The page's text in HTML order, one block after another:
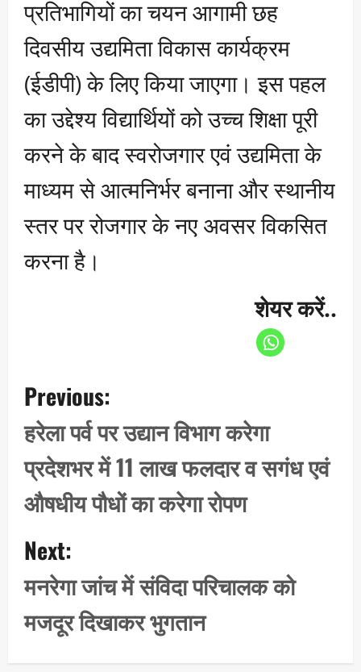
प्रतिभागियों का चयन आगामी छह
दिवसीय उद्यमिता विकास कार्यक्रम
(ईडीपी) के लिए किया जाएगा। इस पहल
का उद्देश्य विद्यार्थियों को उच्च शिक्षा पूरी
करने के बाद स्वरोजगार एवं उद्यमिता के
माध्यम से आत्मनिर्भर बनाना और स्थानीय
स्तर पर रोजगार के नए अवसर विकसित
करना है।
शेयर करें..
o
s
t
n
a
v
i
g
a
t
i
o
Previous:
हरेला पर्व पर उद्यान विभाग करेगा
प्रदेशभर में 11 लाख फलदार व सगंध एवं
औषधीय पौधों का करेगा रोपण
Next:
मनरेगा जांच में संविदा परिचालक को
मजदूर दिखाकर भुगतान